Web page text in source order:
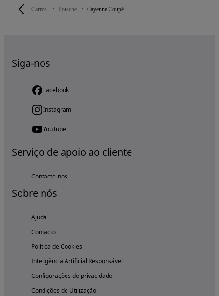
Carros Porsche Cayenne Coupé
Siga-nos
Facebook
Instagram
YouTube
Serviço de apoio ao cliente
Contacte-nos
Sobre nós
Ajuda
Contacto
Política de Cookies
Inteligência Artificial Responsável
Configurações de privacidade
Condições de Utilização